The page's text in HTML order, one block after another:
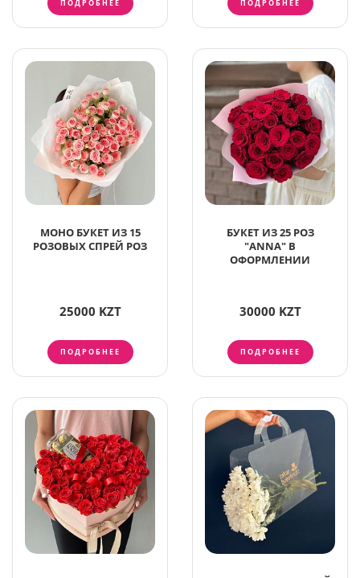
ПОДРОБНЕЕ ПОДРОБНЕЕ
МОНО БУКЕТ ИЗ 15
РОЗОВЫХ СПРЕЙ РОЗ
25000 KZT
ПОДРОБНЕЕ
БУКЕТ ИЗ 25 РОЗ
"ANNA" В
ОФОРМЛЕНИИ
30000 KZT
ПОДРОБНЕЕ